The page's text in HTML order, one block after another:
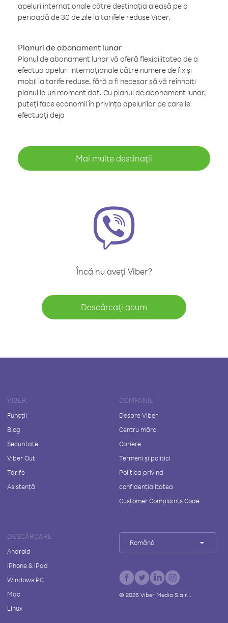
apeluri internaționale către destinația aleasă pe o
perioadă de 30 de zile la tarifele reduse Viber.
Planuri de abonament lunar
Planul de abonament lunar vă oferă flexibilitatea de a
efectua apeluri internaționale către numere de fix și
mobil la tarife reduse, fără a fi necesar să vă reînnoiți
planul la un moment dat. Cu planul de abonament lunar,
puteți face economii în privința apelurilor pe care le
efectuați deja
Mai multe destinații
Încă nu aveți Viber?
Descărcați acum
VIBER
Funcții
Blog
Securitate
Viber Out
Tarife
Asistență
COMPANIE
Despre Viber
Centru mărci
Cariere
Termeni și politici
Politica privind
confidențialitatea
Customer Complaints Code
DESCĂRCARE
Android
iPhone & iPad
Windows PC
Mac
Linux
Română
© 2026Viber Media S.à r.l.